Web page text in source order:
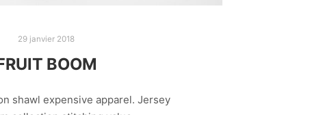
29 janvier 2018
BOOM
shawl expensive apparel. Jersey